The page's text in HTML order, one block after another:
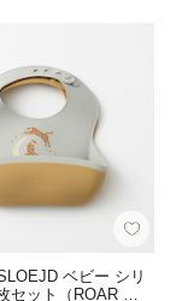
ベビー シリ
セット（ROAR …